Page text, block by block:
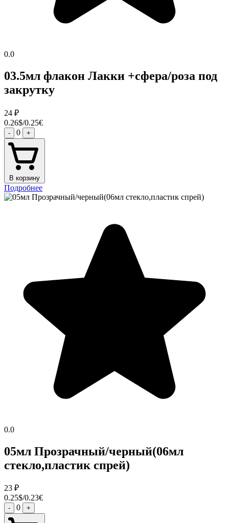
0.0
03.5мл флакон Лакки +сфера/роза под
закрутку
24 ₽
0.26$/0.25€
- 0 +
В корзину
Подробнее
0.0
05мл Прозрачный/черный(06мл
стекло,пластик спрей)
23 ₽
0.25$/0.23€
- 0 +